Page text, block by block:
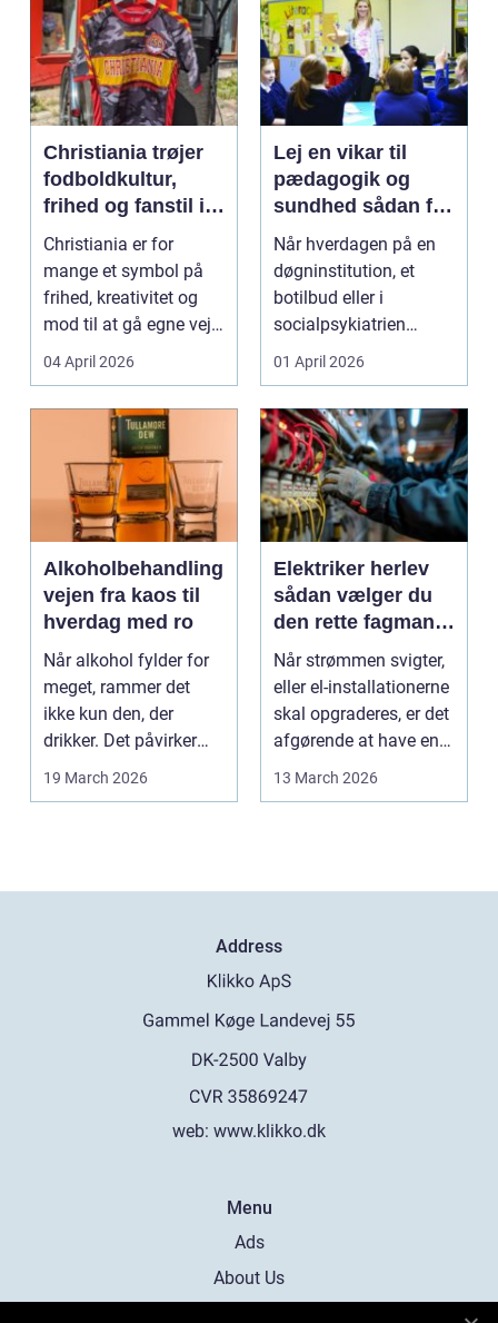
Christiania trøjer
fodboldkultur,
frihed og fanstil i
ét
Christiania er for
mange et symbol på
frihed, kreativitet og
mod til at gå egne veje.
Den samme ånd ...
04 April 2026
Lej en vikar til
pædagogik og
sundhed sådan får
du den rette hjælp
Når hverdagen på en
døgninstitution, et
botilbud eller i
socialpsykiatrien
pludselig ændrer sig,
kan...
01 April 2026
Alkoholbehandling
vejen fra kaos til
hverdag med ro
Når alkohol fylder for
meget, rammer det
ikke kun den, der
drikker. Det påvirker
også familie, arbej...
19 March 2026
Elektriker herlev
sådan vælger du
den rette fagmand
til dine el-opgaver
Når strømmen svigter,
eller el-installationerne
skal opgraderes, er det
afgørende at have en
pålidel...
13 March 2026
Address
web: www.klikko.dk
Menu
Ads
About Us